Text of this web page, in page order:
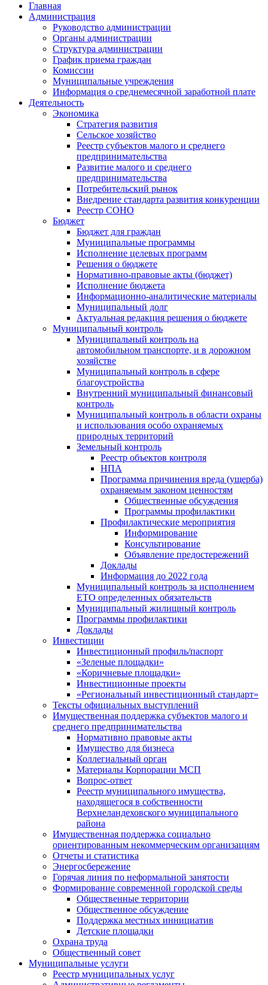
Главная
Администрация
Руководство администрации
Органы администрации
Структура администрации
График приема граждан
Комиссии
Муниципальные учреждения
Информация о среднемесячной заработной плате
Деятельность
Экономика
Стратегия развития
Сельское хозяйство
Реестр субъектов малого и среднего
предпринимательства
Развитие малого и среднего
предпринимательства
Потребительский рынок
Внедрение стандарта развития конкуренции
Реестр СОНО
Бюджет
Бюджет для граждан
Муниципальные программы
Исполнение целевых программ
Решения о бюджете
Нормативно-правовые акты (бюджет)
Исполнение бюджета
Информационно-аналитические материалы
Муниципальный долг
Актуальная редакция решения о бюджете
Муниципальный контроль
Муниципальный контроль на
автомобильном транспорте, и в дорожном
хозяйстве
Муниципальный контроль в сфере
благоустройства
Внутренний муниципальный финансовый
контроль
Муниципальный контроль в области охраны
и использования особо охраняемых
природных территорий
Земельный контроль
Реестр объектов контроля
НПА
Программа причинения вреда (ущерба)
охраняемым законом ценностям
Общественные обсуждения
Программы профилактики
Профилактические мероприятия
Информирование
Консультирование
Объявление предостережений
Доклады
Информация до 2022 года
Муниципальный контроль за исполнением
ЕТО определенных обязательств
Муниципальный жилищный контроль
Программы профилактики
Доклады
Инвестиции
Инвестиционный профиль/паспорт
«Зеленые площадки»
«Коричневые площадки»
Инвестиционные проекты
«Региональный инвестиционный стандарт»
Тексты официальных выступлений
Имущественная поддержка субъектов малого и
среднего предпринимательства
Нормативно правовые акты
Имущество для бизнеса
Коллегиальный орган
Материалы Корпорации МСП
Вопрос-ответ
Реестр муниципального имущества,
находящегося в собственности
Верхнеландеховского муниципального
района
Имущественная поддержка социально
ориентированным некоммерческим организациям
Отчеты и статистика
Энергосбережение
Горячая линия по неформальной занятости
Формирование современной городской среды
Общественные территории
Общественное обсуждение
Поддержка местных иннициатив
Детские площадки
Охрана труда
Общественный совет
Муниципальные услуги
Реестр муниципальных услуг